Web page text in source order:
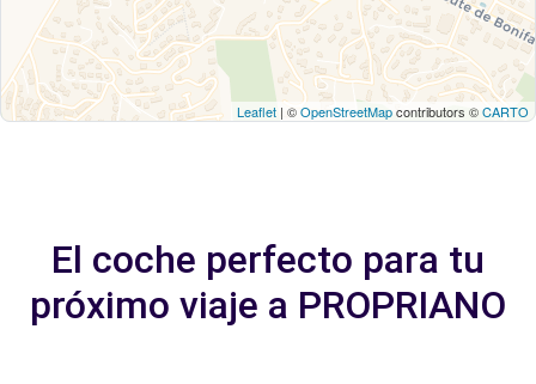
Leaflet | ©OpenStreetMapcontributors ©CARTO
El coche perfecto para tu
próximo viaje a PROPRIANO